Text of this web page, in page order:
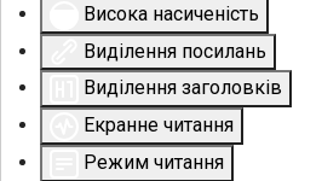
Висока насиченість
Виділення посилань
Виділення заголовків
Екранне читання
Режим читання